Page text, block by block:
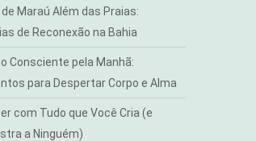
Maraú Além das Praias:
de Reconexão na Bahia
Consciente pela Manhã:
para Despertar Corpo e Alma
com Tudo que Você Cria (e
a Ninguém)